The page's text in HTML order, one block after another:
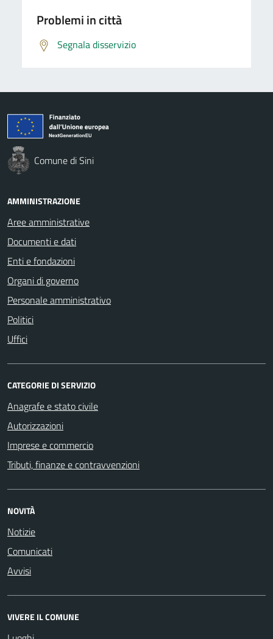
Problemi in città
Segnala disservizio
Comune di Sini
AMMINISTRAZIONE
Aree amministrative
Documenti e dati
Enti e fondazioni
Organi di governo
Personale amministrativo
Politici
Uffici
CATEGORIE DI SERVIZIO
Anagrafe e stato civile
Autorizzazioni
Imprese e commercio
Tributi, finanze e contravvenzioni
NOVITÀ
Notizie
Comunicati
Avvisi
VIVERE IL COMUNE